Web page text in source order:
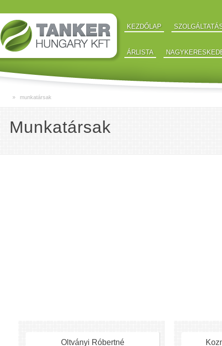
KEZDŐLAP
ÁRLISTA
» munkatársak
Munkatársak
Oltványi Róbertné